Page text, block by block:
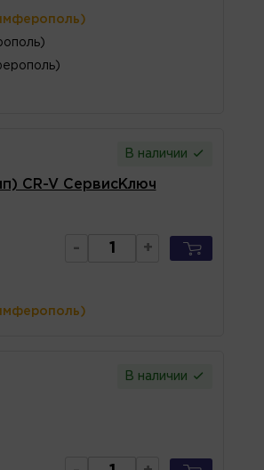
В наличии
CR-V СервисКлюч
- +
В наличии